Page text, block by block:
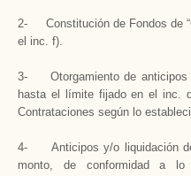
2- Constitución de Fondos de
el inc. f).
3- Otorgamiento de anticipos
hasta el límite fijado en el inc.
Contrataciones según lo
4- Anticipos y/o liquidación
monto, de conformidad a lo